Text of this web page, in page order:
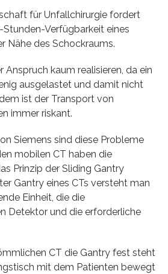
für Unfallchirurgie fordert
Verfügbarkeit eines
Nähe des Schockraums.
Anspruch kaum realisieren, da ein
ausgelastet und damit nicht
ist der Transport von
immer riskant.
Siemens sind diese Probleme
mobilen CT haben die
Prinzip der Sliding Gantry
Gantry eines CTs versteht man
Einheit, die die
Detektor und die erforderliche
CT die Gantry fest steht
mit dem Patienten bewegt